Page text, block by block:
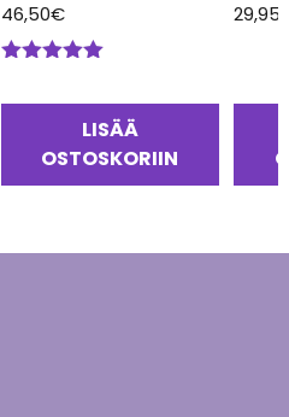
46,50€
LISÄÄ
OSTOSKORIIN
29,95